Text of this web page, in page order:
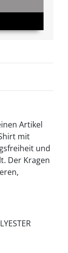
Artikel
mit
und
Der Kragen